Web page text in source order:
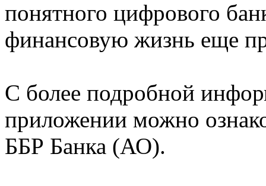
понятного цифрового
финансовую жизнь еще
С более подробной
приложении можно
ББР Банка (АО).